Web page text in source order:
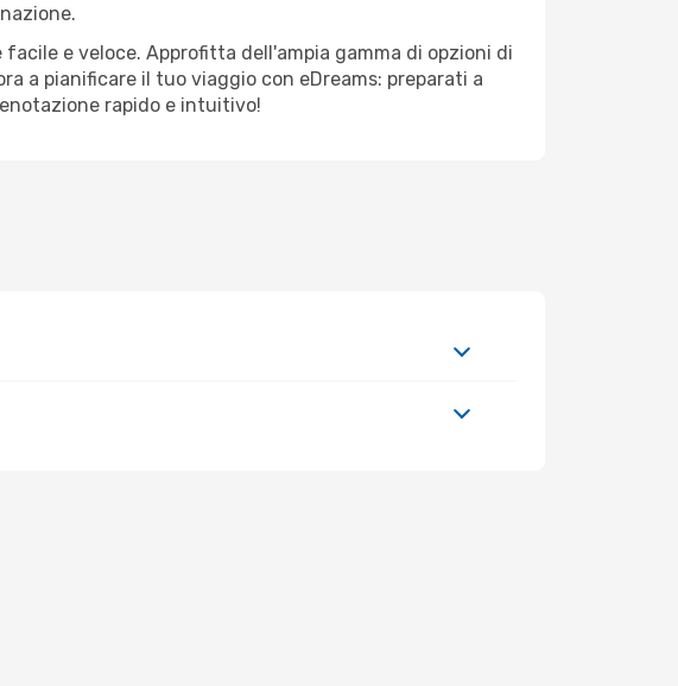
e veloce. Approfitta dell'ampia gamma di opzioni di
a pianificare il tuo viaggio con eDreams: preparati a
rapido e intuitivo!